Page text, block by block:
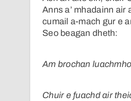
Anns a’ mhadainn air
cumail a-mach gur e
Seo beagan dheth:
Am brochan
Chuir e fuachd air